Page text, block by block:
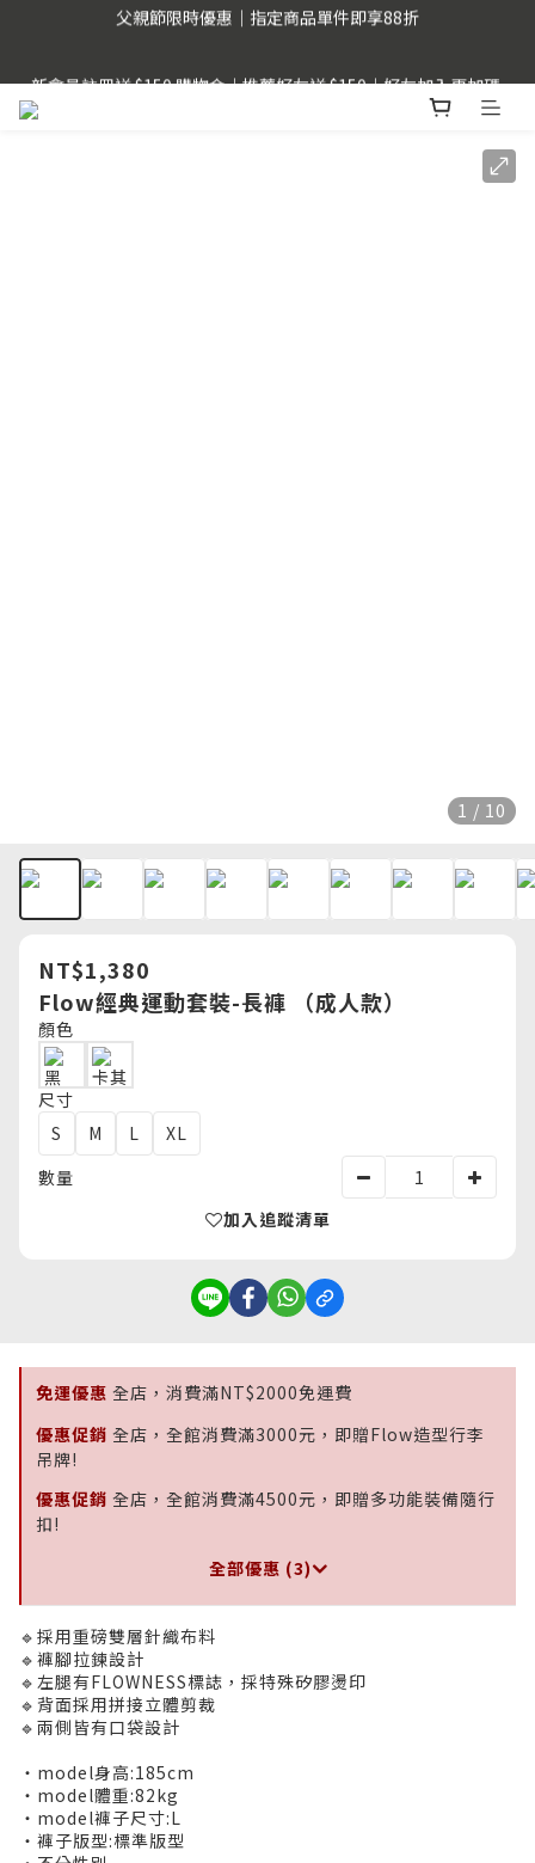
父親節限時優惠｜指定商品單件即享88折
LINE Pay用戶提醒 : 建議不要透過FB、IG、LINE內建瀏覽器，以
1 / 10
NT$1,380
Flow經典運動套裝-長褲 （成人款）
顏色
尺寸
S
M L
XL
數量
加入追蹤清單
免運優惠 全店，消費滿NT$2000免運費
優惠促銷 全店，全館消費滿3000元，即贈Flow造型行李
吊牌!
優惠促銷 全店，全館消費滿4500元，即贈多功能裝備隨行
扣!
全部優惠 (3)
🔹採用重磅雙層針織布料
🔹褲腳拉鍊設計
🔹左腿有FLOWNESS標誌，採特殊矽膠燙印
🔹背面採用拼接立體剪裁
🔹兩側皆有口袋設計
・model身高:185cm
・model體重:82kg
・model褲子尺寸:L
・褲子版型:標準版型